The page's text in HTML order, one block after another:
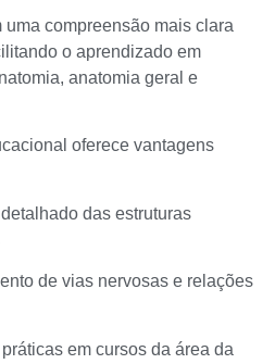
compreensão mais clara
o aprendizado em
anatomia geral e
oferece vantagens
das estruturas
de vias nervosas e relações
em cursos da área da